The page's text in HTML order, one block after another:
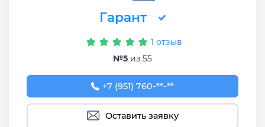
Гарант
1 отзыв
№5 из 55
+7 (951) 760-55-22
+7 (951) 760-**-**
Оставить заявку